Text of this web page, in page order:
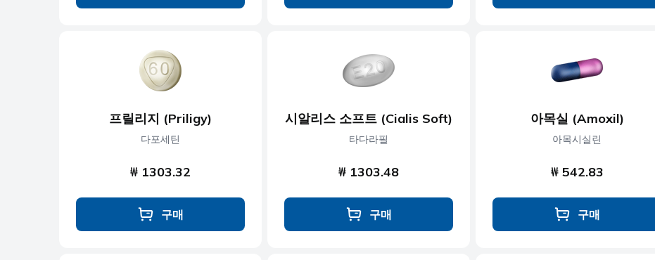
프릴리지 (Priligy)
다포세틴
₩ 1303.32
구매
시알리스 소프트 (Cialis Soft)
타다라필
₩ 1303.48
구매
아목실 (Amoxil)
아목시실린
₩ 542.83
구매